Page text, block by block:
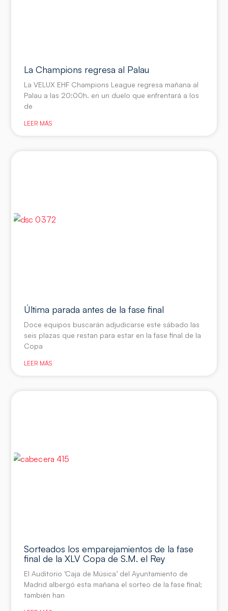
La Champions regresa al Palau
La VELUX EHF Champions League regresa mañana al
Palau a las 20:00h. en un duelo que enfrentará a los
de
LEER MÁS
Última parada antes de la fase final
Doce equipos buscarán adjudicarse este sábado las
seis plazas que restan para estar en la fase final de la
Copa
LEER MÁS
Sorteados los emparejamientos de la fase
final de la XLV Copa de S.M. el Rey
El Auditorio ‘Caja de Música’ del Ayuntamiento de
Madrid albergó esta mañana el sorteo de la fase final;
también han